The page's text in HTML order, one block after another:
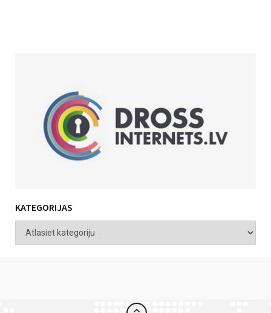
KATEGORIJAS